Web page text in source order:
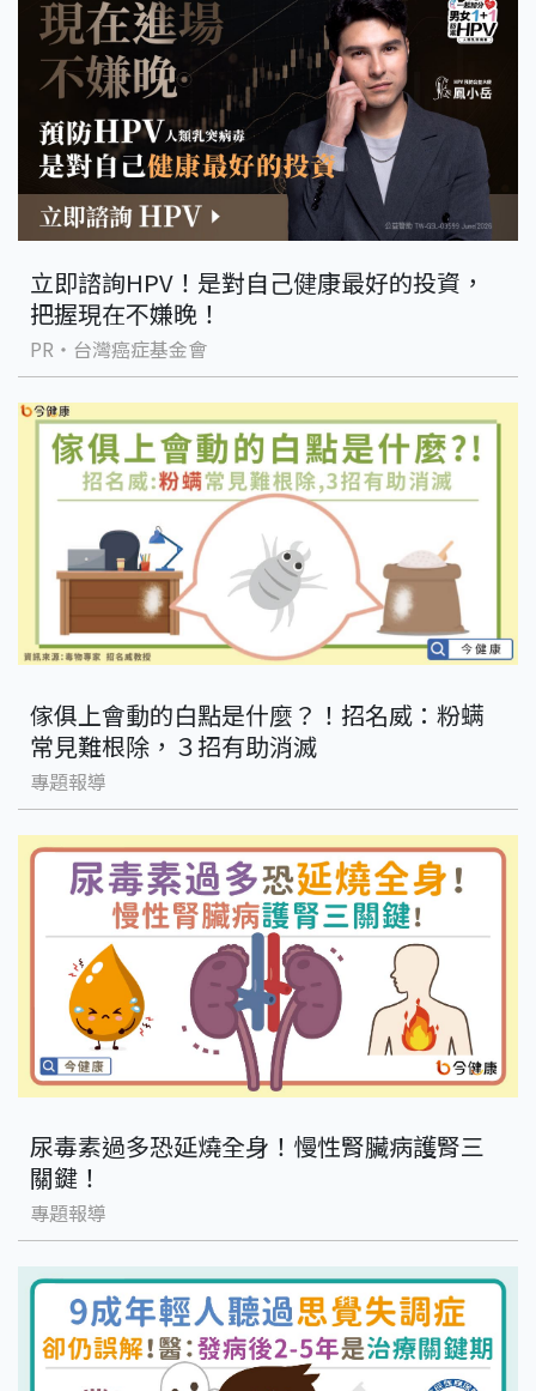
立即諮詢HPV！是對自己健康最好的投資，
把握現在不嫌晚！
PR・台灣癌症基金會
傢俱上會動的白點是什麼？！招名威：粉螨
常見難根除，３招有助消滅
專題報導
尿毒素過多恐延燒全身！慢性腎臟病護腎三
關鍵！
專題報導